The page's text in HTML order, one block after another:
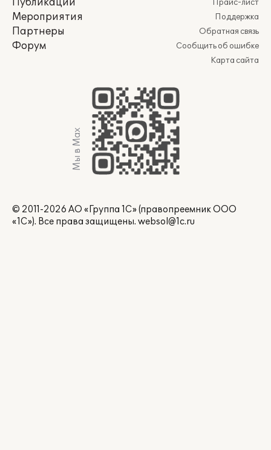
Публикации
Мероприятия
Партнеры
Форум
Прайс-лист
Поддержка
Обратная связь
Сообщить об ошибке
Карта сайта
Мы в Max
© 2011-2026 АО «Группа 1С» (правопреемник ООО
«1С»). Все права защищены. websol@1c.ru